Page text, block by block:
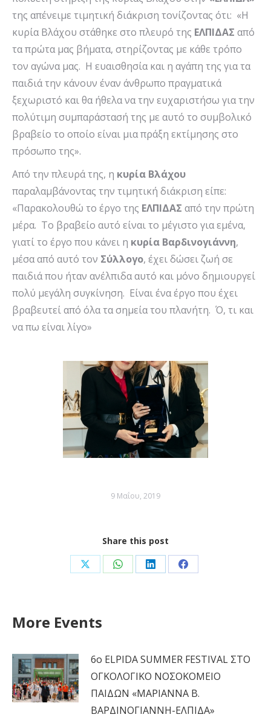
της απένειμε τιμητική διάκριση τονίζοντας ότι: «Η
κυρία Βλάχου στάθηκε στο πλευρό της ΕΛΠΙΔΑΣ από
τα πρώτα μας βήματα, στηρίζοντας με κάθε τρόπο
τον αγώνα μας. Η ευαισθησία και η αγάπη της για τα
παιδιά την κάνουν έναν άνθρωπο πραγματικά
ξεχωριστό και θα ήθελα να την ευχαριστήσω για την
πολύτιμη συμπαράστασή της με αυτό το συμβολικό
βραβείο το οποίο είναι μια πράξη εκτίμησης στο
πρόσωπο της».
Από την πλευρά της, η κυρία Βλάχου
παραλαμβάνοντας την τιμητική διάκριση είπε:
«Παρακολουθώ το έργο της ΕΛΠΙΔΑΣ από την πρώτη
μέρα. Το βραβείο αυτό είναι το μέγιστο για εμένα,
γιατί το έργο που κάνει η κυρία Βαρδινογιάννη,
μέσα από αυτό τον Σύλλογο, έχει δώσει ζωή σε
παιδιά που ήταν ανέλπιδα αυτό και μόνο δημιουργεί
πολύ μεγάλη συγκίνηση. Είναι ένα έργο που έχει
βραβευτεί από όλα τα σημεία του πλανήτη. Ό, τι και
να πω είναι λίγο»
9 Μαΐου, 2019
Share this post
Share Share Share Share
More Events
6ο ELPIDA SUMMER FESTIVAL ΣΤΟ
ΟΓΚΟΛΟΓΙΚΟ ΝΟΣΟΚΟΜΕΙΟ
ΠΑΙΔΩΝ «ΜΑΡΙΑΝΝΑ Β.
ΒΑΡΔΙΝΟΓΙΑΝΝΗ-ΕΛΠΙΔΑ»